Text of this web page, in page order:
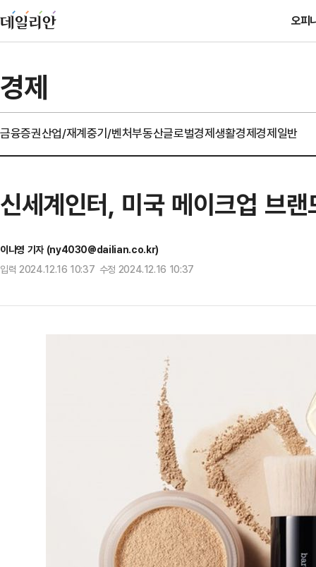
오피
경제
금융증권산업/재계중기/벤처부동산글로벌경제생활경제경제일반
신세계인터, 미국 메이크업 브
이나영 기자 (ny4030@dailian.co.kr)
입력 2024.12.16 10:37 수정 2024.12.16 10:37